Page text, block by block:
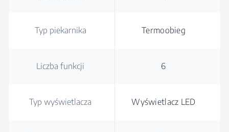
Typ piekarnika Termoobieg
Liczba funkcji 6
Typ wyświetlacza Wyświetlacz LED